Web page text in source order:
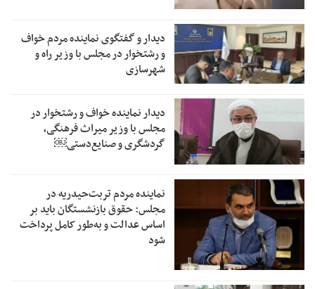
دیدار و گفتگوی نماینده مردم خواف
و رشتخوار در مجلس با وزیر راه و
شهرسازی
دیدار نماینده خواف و رشتخوار در
مجلس با وزیر میراث فرهنگی،
گردشگری و صنایع‌دستی￼
نماینده مردم تربت‌حیدریه در
مجلس: حقوق بازنشستگان باید بر
اساس عدالت و به‌طور کامل پرداخت
شود